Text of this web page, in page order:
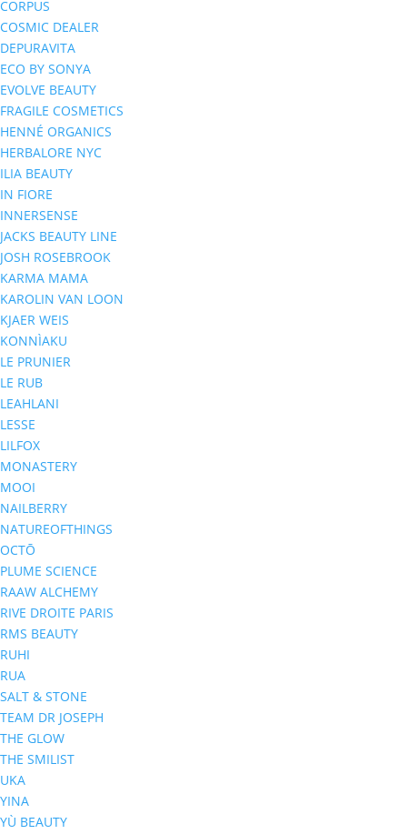
CORPUS
COSMIC DEALER
DEPURAVITA
ECO BY SONYA
EVOLVE BEAUTY
FRAGILE COSMETICS
HENNÉ ORGANICS
HERBALORE NYC
ILIA BEAUTY
IN FIORE
INNERSENSE
JACKS BEAUTY LINE
JOSH ROSEBROOK
KARMA MAMA
KAROLIN VAN LOON
KJAER WEIS
KONNÌAKU
LE PRUNIER
LE RUB
LEAHLANI
LESSE
LILFOX
MONASTERY
MOOI
NAILBERRY
NATUREOFTHINGS
OCTŌ
PLUME SCIENCE
RAAW ALCHEMY
RIVE DROITE PARIS
RMS BEAUTY
RUHI
RUA
SALT & STONE
TEAM DR JOSEPH
THE GLOW
THE SMILIST
UKA
YINA
YÙ BEAUTY